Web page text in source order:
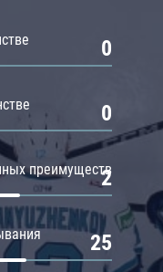
0
0
преимуществ
2
25